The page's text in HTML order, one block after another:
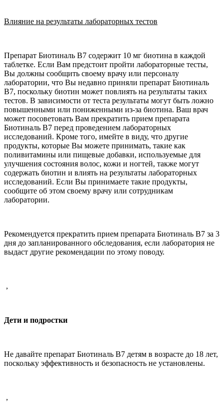
Влияние на результаты лабораторных тестов
Препарат Биотиналь В7 содержит 10 мг биотина в каждой
таблетке. Если Вам предстоит пройти лабораторные тесты,
Вы должны сообщить своему врачу или персоналу
лаборатории, что Вы недавно приняли препарат Биотиналь
В7, поскольку биотин может повлиять на результаты таких
тестов. В зависимости от теста результаты могут быть ложно
повышенными или пониженными из-за биотина. Ваш врач
может посоветовать Вам прекратить прием препарата
Биотиналь В7 перед проведением лабораторных
исследований. Кроме того, имейте в виду, что другие
продукты, которые Вы можете принимать, такие как
поливитамины или пищевые добавки, используемые для
улучшения состояния волос, кожи и ногтей, также могут
содержать биотин и влиять на результаты лабораторных
исследований. Если Вы принимаете такие продукты,
сообщите об этом своему врачу или сотрудникам
лаборатории.
Рекомендуется прекратить прием препарата Биотиналь В7 за 3
дня до запланированного обследования, если лаборатория не
выдаст другие рекомендации по этому поводу.
,
Дети и подростки
Не давайте препарат Биотиналь В7 детям в возрасте до 18 лет,
поскольку эффективность и безопасность не установлены.
,